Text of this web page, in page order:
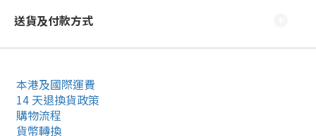
送貨及付款方式
本港及國際運費
14 天退換貨政策
購物流程
貨幣轉換